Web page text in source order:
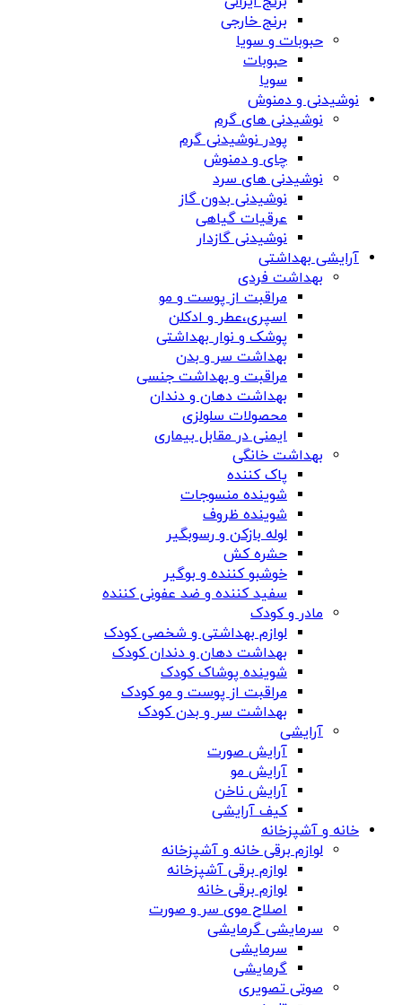
برنج خارجی
حبوبات و سویا
حبوبات
سویا
نوشیدنی و دمنوش
نوشیدنی های گرم
پودر نوشیدنی گرم
چای و دمنوش
نوشیدنی های سرد
نوشیدنی بدون گاز
عرقیات گیاهی
نوشیدنی گازدار
آرایشی بهداشتی
بهداشت فردی
مراقبت از پوست و مو
اسپری،عطر و ادکلن
پوشک و نوار بهداشتی
بهداشت سر و بدن
مراقبت و بهداشت جنسی
بهداشت دهان و دندان
محصولات سلولزی
ایمنی در مقابل بیماری
بهداشت خانگی
پاک کننده
شوینده منسوجات
شوینده ظروف
لوله بازکن و رسوبگیر
حشره کش
خوشبو کننده و بوگیر
سفید کننده و ضد عفونی کننده
مادر و کودک
لوازم بهداشتی و شخصی کودک
بهداشت دهان و دندان کودک
شوینده پوشاک کودک
مراقبت از پوست و مو کودک
بهداشت سر و بدن کودک
آرایشی
آرایش صورت
آرایش مو
آرایش ناخن
کیف آرایشی
خانه و آشپزخانه
لوازم برقی خانه و آشپزخانه
لوازم برقی آشپزخانه
لوازم برقی خانه
اصلاح موی سر و صورت
سرمایشی گرمایشی
سرمایشی
گرمایشی
صوتی تصویری